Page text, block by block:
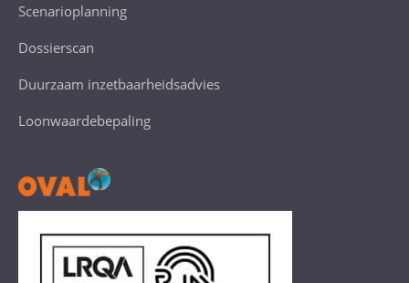
Scenarioplanning
Dossierscan
Duurzaam inzetbaarheidsadvies
Loonwaardebepaling